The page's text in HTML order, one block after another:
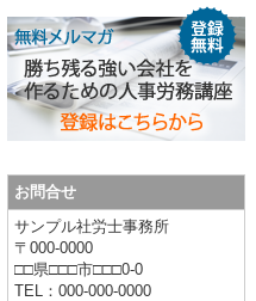
お問合せ
サンプル社労士事務所
〒000-0000
□□県□□□市□□□0-0
TEL：000-000-0000